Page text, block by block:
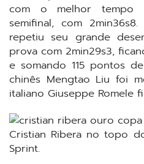
com o melhor tempo
semifinal, com
repetiu seu grande
prova com 2min29s3,
e somando 115 pontos
chinês Mengtao Liu foi
italiano Giuseppe Romele
Cristian Ribera no topo
Sprint.